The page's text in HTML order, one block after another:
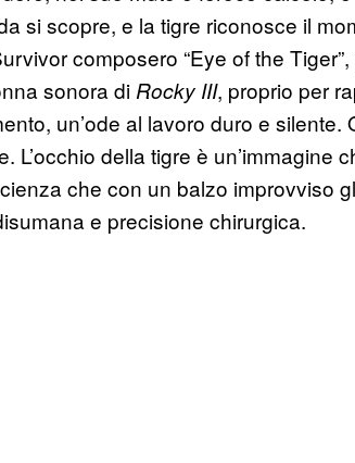
si scopre, e la tigre riconosce il
composero “Eye of the
sonora di Rocky III, proprio per
un’ode al lavoro duro e silente.
L’occhio della tigre è un’immagine
che con un balzo improvviso
e precisione chirurgica.